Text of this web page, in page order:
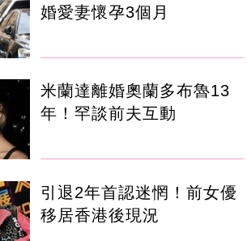
婚愛妻懷孕3個月
米蘭達離婚奧蘭多布魯13
年！罕談前夫互動
引退2年首認迷惘！前女優
移居香港後現況